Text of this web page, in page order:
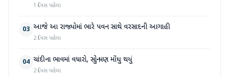
1 દિવસ પહેલા
03 આજે આ રાજ્યોમાં ભારે પવન સાથે વરસાદની આગાહી
2 દિવસ પહેલા
04 ચાંદીના ભાવમાં વધારો, સોનું પણ મોંઘુ થયું
2 દિવસ પહેલા